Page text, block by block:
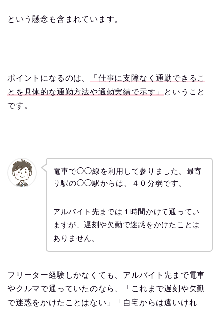
という懸念も含まれています。
ポイントになるのは、
「仕事に支障なく通勤できるこ
とを具体的な通勤方法や通勤実績で示す」
ということ
です。
電車で◯◯線を利用して参りました。最寄
り駅の◯◯駅からは、４０分弱です。
アルバイト先までは１時間かけて通ってい
ますが、遅刻や欠勤で迷惑をかけたことは
ありません。
フリーター経験しかなくても、アルバイト先まで電車
やクルマで通っていたのなら、「これまで遅刻や欠勤
で迷惑をかけたことはない」「自宅からは遠いけれ